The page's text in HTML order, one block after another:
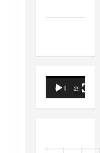
Lecteur
vidéo
00:00 29:21